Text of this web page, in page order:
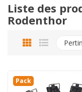
Liste des
Rodenthor
Pack